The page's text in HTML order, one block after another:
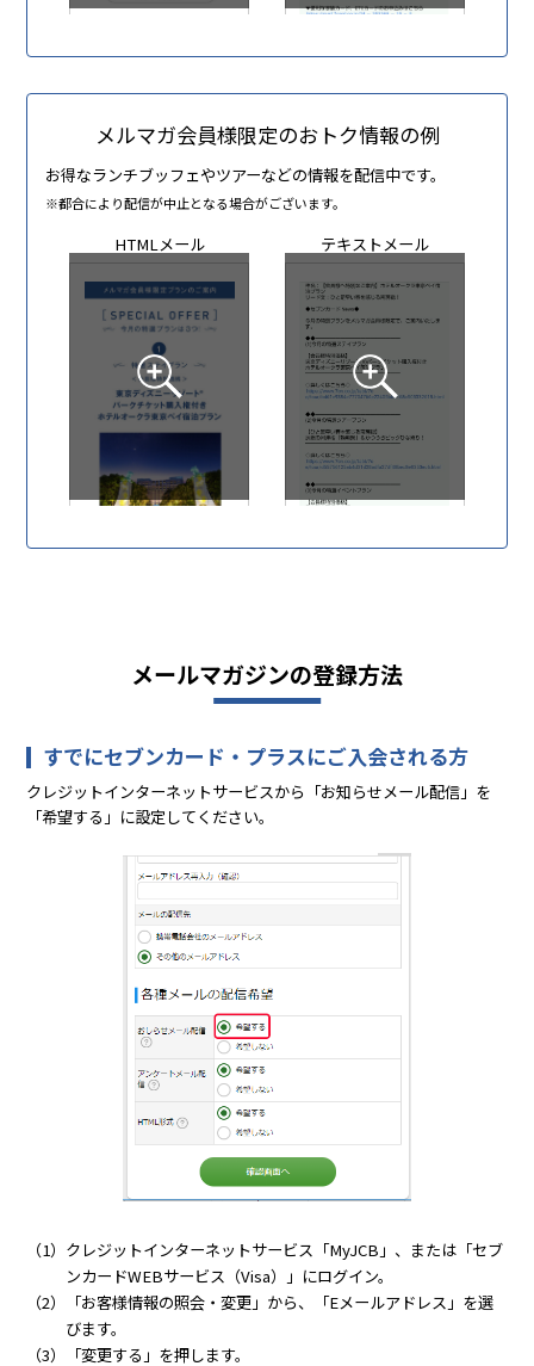
メルマガ会員様限定のおトク情報の例
お得なランチブッフェやツアーなどの情報を配信中です。
都合により配信が中止となる場合がございます。
HTMLメール テキストメール
メールマガジンの登録方法
すでにセブンカード・プラスにご入会される方
クレジットインターネットサービスから「お知らせメール配信」を
「希望する」に設定してください。
クレジットインターネットサービス「MyJCB」、または「セブ
ンカードWEBサービス（Visa）」にログイン。
「お客様情報の照会・変更」から、「Eメールアドレス」を選
びます。
「変更する」を押します。